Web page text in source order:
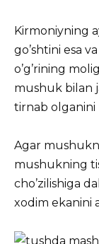
Kirmoniyning
go’shtini esa
o’g’rining
mushuk bilan
tirnab olganini
Agar
mushukning
cho’zilishiga
xodim ekanini